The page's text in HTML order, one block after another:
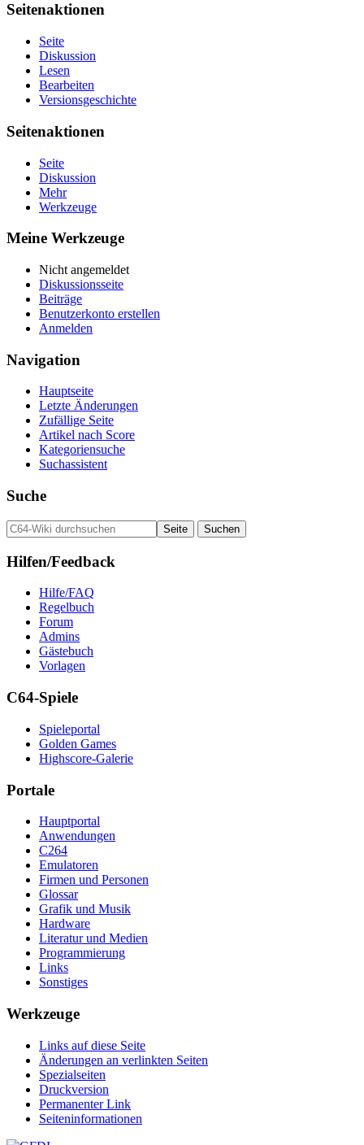
Seitenaktionen
Seite
Diskussion
Lesen
Bearbeiten
Versionsgeschichte
Seitenaktionen
Seite
Diskussion
Mehr
Werkzeuge
Meine Werkzeuge
Nicht angemeldet
Diskussionsseite
Beiträge
Benutzerkonto erstellen
Anmelden
Navigation
Hauptseite
Letzte Änderungen
Zufällige Seite
Artikel nach Score
Kategoriensuche
Suchassistent
Suche
Hilfen/Feedback
Hilfe/FAQ
Regelbuch
Forum
Admins
Gästebuch
Vorlagen
C64-Spiele
Spieleportal
Golden Games
Highscore-Galerie
Portale
Hauptportal
Anwendungen
C264
Emulatoren
Firmen und Personen
Glossar
Grafik und Musik
Hardware
Literatur und Medien
Programmierung
Links
Sonstiges
Werkzeuge
Links auf diese Seite
Änderungen an verlinkten Seiten
Spezialseiten
Druckversion
Permanenter Link
Seiten­­informationen